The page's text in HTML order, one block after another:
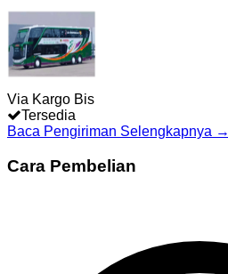
Via Kargo Bis
Tersedia
Baca Pengiriman Selengkapnya →
Cara Pembelian